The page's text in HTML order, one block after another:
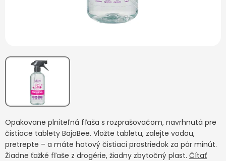
Opakovane plniteľná fľaša s rozprašovačom, navrhnutá pre
čistiace tablety BajaBee. Vložte tabletu, zalejte vodou,
pretrepte – a máte hotový čistiaci prostriedok za pár minút.
Žiadne ťažké fľaše z drogérie, žiadny zbytočný plast. Čítať